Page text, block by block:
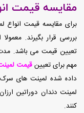
مقایسه قیمت
برای مقایسه قیمت انواع
بررسی قرار بگیرند.
تعیین قیمت می باشد. مدت
مهم برای تعیینقیمت
داده شده لمینت های
لمینت دندان دوراتین
کنند.